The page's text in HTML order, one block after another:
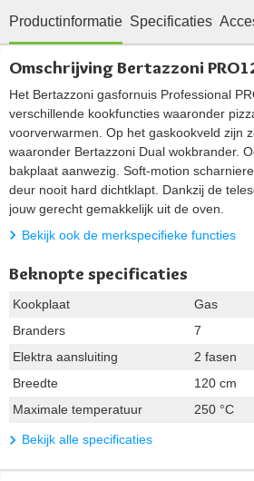
Productinformatie Specificaties
Omschrijving Bertazzoni
Het Bertazzoni gasfornuis Professional
verschillende kookfuncties waaronder
voorverwarmen. Op het gaskookveld zijn
waaronder Bertazzoni Dual wokbrander.
bakplaat aanwezig. Soft-motion
deur nooit hard dichtklapt. Dankzij de
jouw gerecht gemakkelijk uit de oven.
Bekijk ook de merkspecifieke functies
Beknopte specificaties
Kookplaat
Gas
Branders
7
Elektra aansluiting
2 fasen
Breedte
120 cm
Maximale temperatuur
250 °C
Bekijk alle specificaties